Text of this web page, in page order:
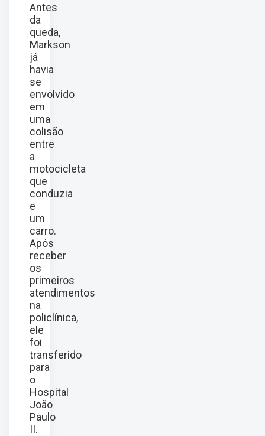
Antes
da
queda,
Markson
já
havia
se
envolvido
em
uma
colisão
entre
a
motocicleta
que
conduzia
e
um
carro.
Após
receber
os
primeiros
atendimentos
na
policlínica,
ele
foi
transferido
para
o
Hospital
João
Paulo
II.